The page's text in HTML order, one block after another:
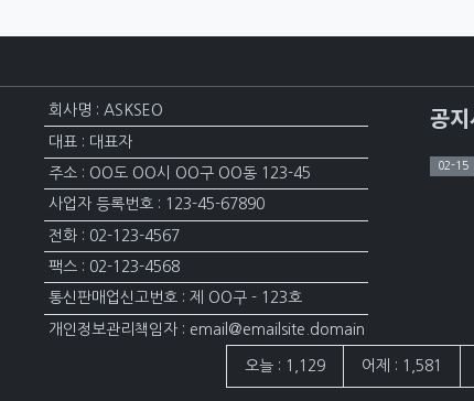
회사명 : ASKSEO
대표 : 대표자
주소 : OO도 OO시 OO구 OO동 123-45
사업자 등록번호 : 123-45-67890
전화 : 02-123-4567
팩스 : 02-123-4568
통신판매업신고번호 : 제 OO구 - 123호
개인정보관리책임자 : email@emailsite.domain
공
02-15
접속자집계
오늘 : 1,129 어제 : 1,581